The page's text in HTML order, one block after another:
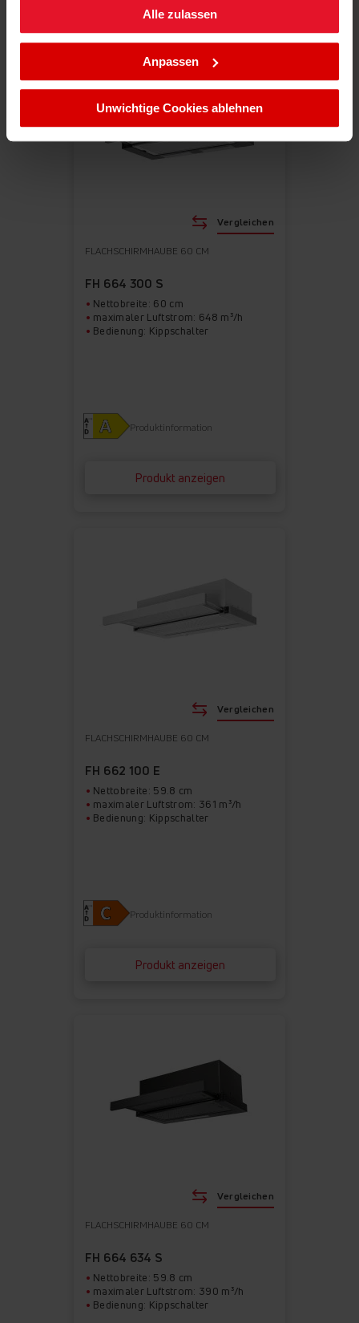
Sie können Ihre Cookie-Einstellungen jederzeit ändern,
indem Sie die Cookie-Richtlinie .aufrufen.
Alle zulassen
Anpassen
Unwichtige Cookies ablehnen
FLACHSCHIRMHAUBE 60 CM
FH 664 300 S
Produkt anzeigen
Nettobreite: 60 cm
maximaler Luftstrom: 648 m³/h
Bedienung: Kippschalter
Produktinformation
Vergleichen
FLACHSCHIRMHAUBE 60 CM
FH 662 100 E
Produkt anzeigen
Nettobreite: 59.8 cm
maximaler Luftstrom: 361 m³/h
Bedienung: Kippschalter
Produktinformation
Vergleichen
FLACHSCHIRMHAUBE 60 CM
FH 664 634 S
Nettobreite: 59.8 cm
maximaler Luftstrom: 390 m³/h
Bedienung: Kippschalter
Vergleichen